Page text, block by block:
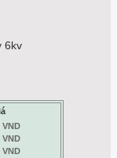
6kv
VND
VND
VND